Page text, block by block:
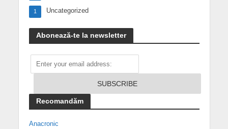
Uncategorized
1
Abonează-te la newsletter
Recomandăm
Anacronic